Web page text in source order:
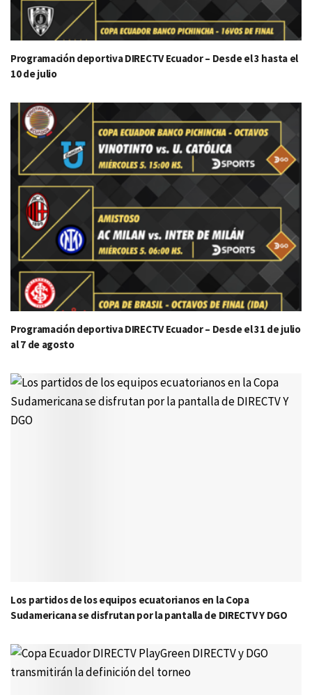
Programación deportiva DIRECTV Ecuador – Desde el 3 hasta el
10 de julio
Programación deportiva DIRECTV Ecuador – Desde el 31 de julio
al 7 de agosto
Los partidos de los equipos ecuatorianos en la Copa
Sudamericana se disfrutan por la pantalla de DIRECTV Y DGO